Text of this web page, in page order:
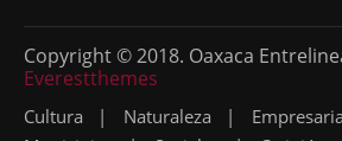
Copyright © 2018. Oaxaca
Everestthemes
Cultura Naturaleza